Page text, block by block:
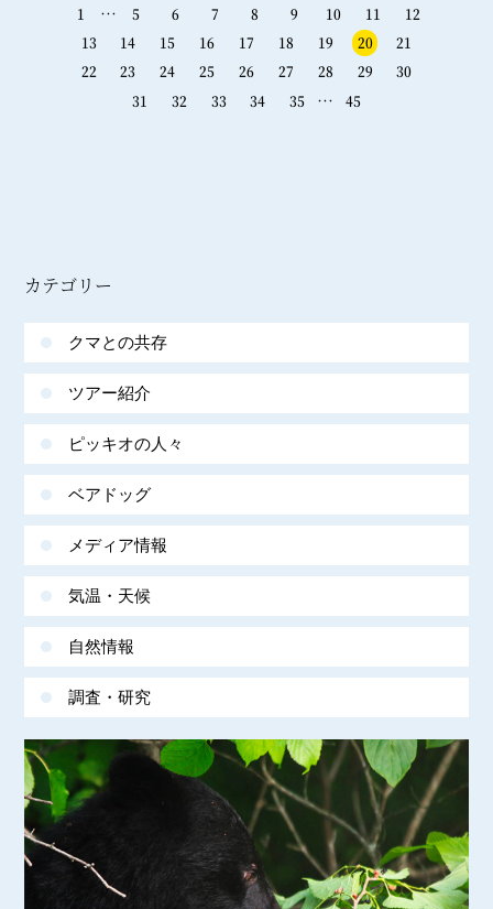
1 … 5 6 7 8 9 10 11
12
13
14 15 16 17 18 19 20
21
22
23 24 25 26 27 28 29
30
31
32 33 34 35 … 45
カテゴリー
クマとの共存
ツアー紹介
ピッキオの人々
ベアドッグ
メディア情報
気温・天候
自然情報
調査・研究